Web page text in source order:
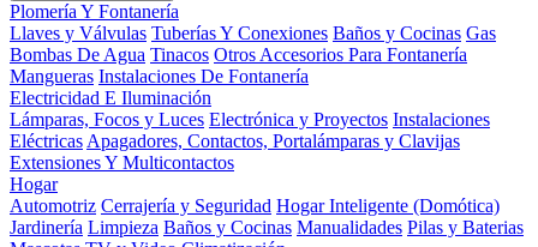
Plomería Y Fontanería
Llaves y Válvulas Tuberías Y Conexiones Baños y Cocinas Gas
Bombas De Agua Tinacos Otros Accesorios Para Fontanería
Mangueras Instalaciones De Fontanería
Electricidad E Iluminación
Lámparas, Focos y Luces Electrónica y Proyectos Instalaciones
Eléctricas Apagadores, Contactos, Portalámparas y Clavijas
Extensiones Y Multicontactos
Hogar
Automotriz Cerrajería y Seguridad Hogar Inteligente (Domótica)
Jardinería Limpieza Baños y Cocinas Manualidades Pilas y Baterias